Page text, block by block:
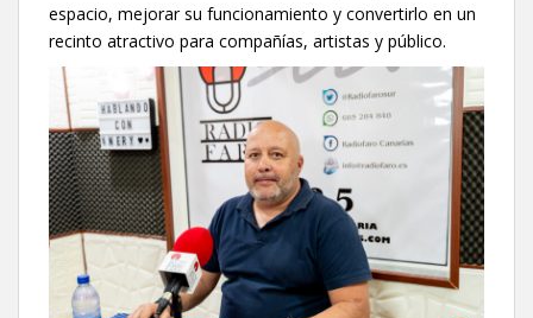
espacio, mejorar su funcionamiento y convertirlo en un
recinto atractivo para compañías, artistas y público.